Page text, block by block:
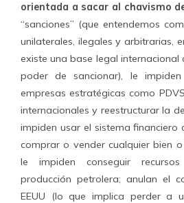
orientada a sacar al chavismo
“sanciones” (que entendemos
unilaterales, ilegales y arbitrarias,
existe una base legal internacional
poder de sancionar), le
empresas estratégicas como
internacionales y reestructurar la
impiden usar el sistema financiero
comprar o vender cualquier bien
le impiden conseguir
producción petrolera; anulan el
EEUU (lo que implica perder a